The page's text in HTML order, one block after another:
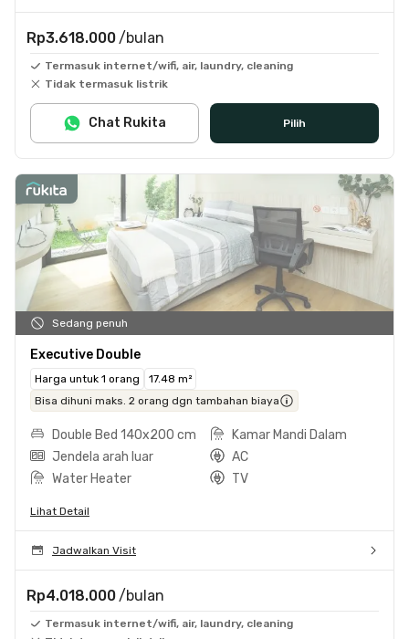
Rp3.618.000 /bulan
Termasuk internet/wifi, air, laundry, cleaning
Tidak termasuk listrik
Pilih
Chat Rukita
Sedang penuh
Executive Double
Harga untuk 1 orang
17.48 m²
Bisa dihuni maks. 2 orang dgn tambahan biaya
Double Bed 140x200 cm
Kamar Mandi Dalam
Jendela arah luar
AC
Water Heater
TV
Lihat Detail
Jadwalkan Visit
Rp4.018.000 /bulan
Termasuk internet/wifi, air, laundry, cleaning